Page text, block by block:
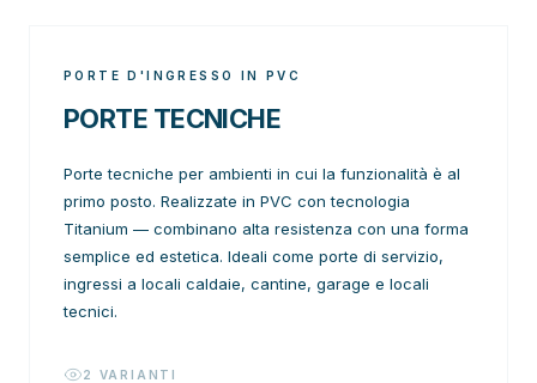
PORTE D'INGRESSO IN PVC
PORTE TECNICHE
Porte tecniche per ambienti in cui la funzionalità è al
primo posto. Realizzate in PVC con tecnologia
Titanium — combinano alta resistenza con una forma
semplice ed estetica. Ideali come porte di servizio,
ingressi a locali caldaie, cantine, garage e locali
tecnici.
2 VARIANTI